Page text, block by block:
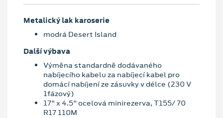
Metalický lak karoserie
modrá Desert Island
Další výbava
Výměna standardně dodávaného
nabíjecího kabelu za nabíjecí kabel pro
domácí nabíjení ze zásuvky v délce (230 V
1fázový)
17" x 4.5" ocelová minirezerva, T155/ 70
R17 110M